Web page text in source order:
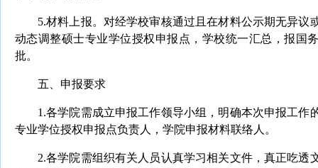
5.材料上报。对经学校审核通过且在材料公示期无异议
动态调整硕士专业学位授权申报点，学校统一汇总，报国
批。
五、申报要求
1.各学院需成立申报工作领导小组，明确本次申报工作
专业学位授权申报点负责人，学院申报材料联络人。
2.各学院需组织有关人员认真学习相关文件，真正吃透